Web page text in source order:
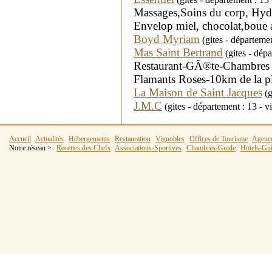
Massages,Soins du corp,
Envelop miel, chocolat,boue
Boyd Myriam (gites -
Mas Saint Bertrand (gites -
Restaurant-GÃ®te-
Flamants Roses-10km de la
La Maison de Saint Jacques
J.M.C (gites - département : 13 -
Accueil Actualités Hébergements Restauration Vignobles Offices de Tourisme
Notre réseau >
Recettes des Chefs Associations-Sportives Chambres-Guide Hotels-